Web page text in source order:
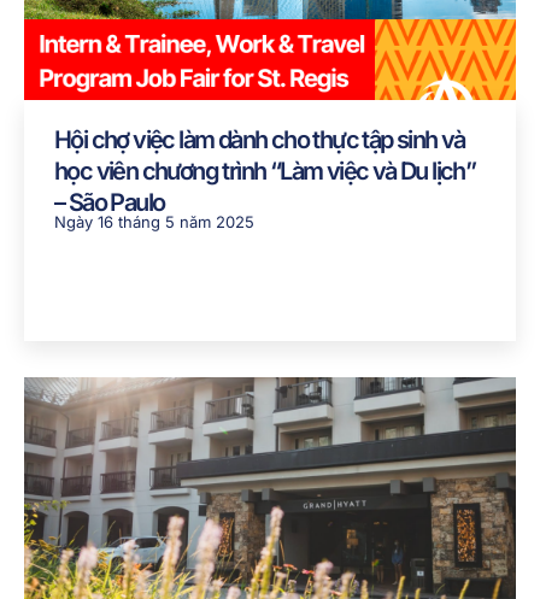
Hội chợ việc làm dành cho thực tập sinh và
học viên chương trình “Làm việc và Du lịch”
– São Paulo
Ngày 16 tháng 5 năm 2025